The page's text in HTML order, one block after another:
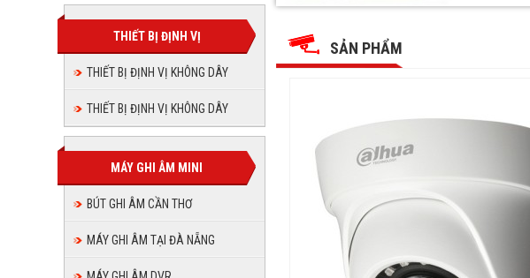
THIẾT BỊ ĐỊNH VỊ
THIẾT BỊ ĐỊNH VỊ KHÔNG DÂY
THIẾT BỊ ĐỊNH VỊ KHÔNG DÂY
MÁY GHI ÂM MINI
BÚT GHI ÂM CẦN THƠ
MÁY GHI ÂM TẠI ĐÀ NẴNG
Camera
Dahua
HDW1230SLP,
HAC-
HDW1230SLP
Camera
Dahua
HAC-
HDW1230SLP,
HAC-
HDW1230SLP
Camera
Dahua
HAC-
HDW1230SLP
Camera
Dahua
HAC-
HDW1230SLP,
Camera
HAC-
HDW1230SLP,
HAC-
Camera
HAC-
HDW1230SLP,
HDW1230SLP
SẢN PHẨM